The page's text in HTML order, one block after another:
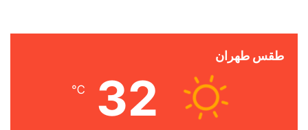
طقس طهران
32
℃